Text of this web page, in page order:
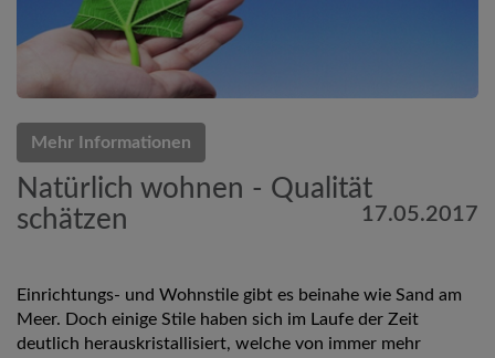
Mehr Informationen
Natürlich wohnen - Qualität
schätzen
17.05.2017
Einrichtungs- und Wohnstile gibt es beinahe wie Sand am
Meer. Doch einige Stile haben sich im Laufe der Zeit
deutlich herauskristallisiert, welche von immer mehr